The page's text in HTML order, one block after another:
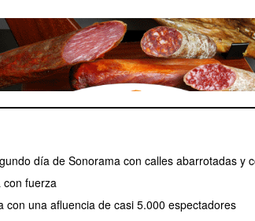
día de Sonorama con calles abarrotadas y
con fuerza
con una afluencia de casi 5.000 espectadores